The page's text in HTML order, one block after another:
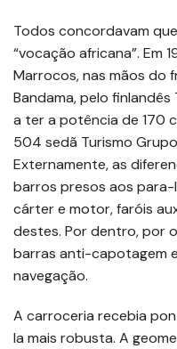
Todos concordavam
“vocação africana”. Em
Marrocos, nas mãos do
Bandama, pelo
a ter a potência de 170
504 sedã Turismo
Externamente, as
barros presos aos
cárter e motor, faróis
destes. Por dentro, por
barras anti-capotagem
navegação.
A carroceria recebia
la mais robusta. A